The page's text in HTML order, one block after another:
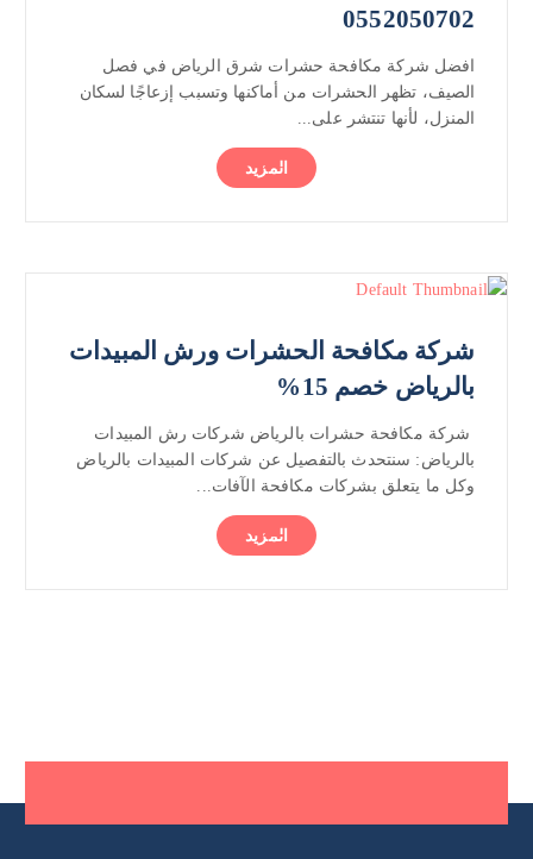
0552050702
افضل شركة مكافحة حشرات شرق الرياض في فصل
الصيف، تظهر الحشرات من أماكنها وتسبب إزعاجًا لسكان
المنزل، لأنها تنتشر على...
المزيد
شركة مكافحة الحشرات ورش المبيدات
بالرياض خصم 15%
شركة مكافحة حشرات بالرياض شركات رش المبيدات
بالرياض: سنتحدث بالتفصيل عن شركات المبيدات بالرياض
وكل ما يتعلق بشركات مكافحة الآفات...
المزيد